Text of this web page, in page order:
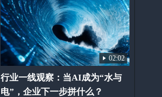
02:02
行业一线观察：当AI成为“水与
电”，企业下一步拼什么？